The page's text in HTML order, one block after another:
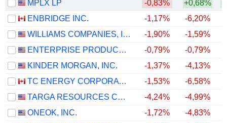
MPLX LP -0,83% +0,68%
ENBRIDGE INC.
-1,17% -6,20%
WILLIAMS COMPANIES, INC.
-1,90% -1,59%
ENTERPRISE PRODUCTS PARTNERS L.P.
-0,79% -0,79%
KINDER MORGAN, INC.
-1,37% -4,13%
TC ENERGY CORPORATION
-1,53% -6,58%
TARGA RESOURCES CORP.
-4,24% -4,99%
ONEOK, INC.
-1,72% -4,83%